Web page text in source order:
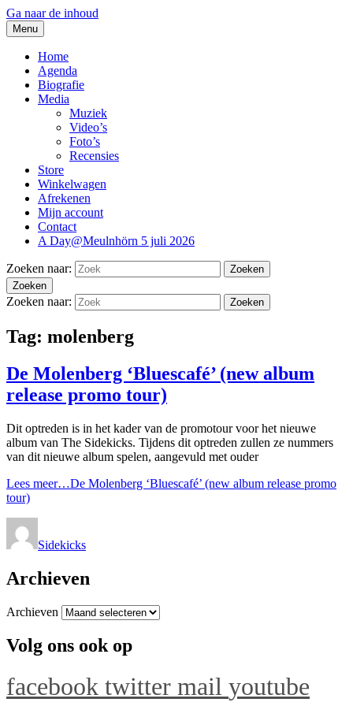
Ga naar de inhoud
thesidekicks.nl
Blues And More uit Meulnhorn
Menu
Home
Agenda
Biografie
Media
Muziek
Video’s
Foto’s
Recensies
Store
Winkelwagen
Afrekenen
Mijn account
Contact
A Day@Meulnhörn 5 juli 2026
Zoeken naar:
Zoeken
Zoeken
Zoeken naar: Zoeken
Tag: molenberg
De Molenberg ‘Bluescafé’ (new album
release promo tour)
Dit optreden is in het kader van de promotour voor het nieuwe
album van The Sidekicks. Tijdens dit optreden zullen ze nummers
van dit nieuwe album spelen, aangevuld met ouder
Lees meer…De Molenberg ‘Bluescafé’ (new album release promo
tour)
Sidekicks
Archieven
Archieven
Volg ons ook op
facebook twitter mail youtube